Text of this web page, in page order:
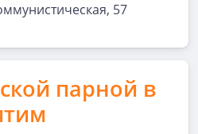
57
парной в